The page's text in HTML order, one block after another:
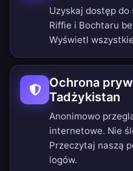
Uzyskaj dostęp
Riffie i Bochtaru
Wyświetl
Ochrona
Tadżykistan
Anonimowo
internetowe. Nie
Przeczytaj naszą
logów.